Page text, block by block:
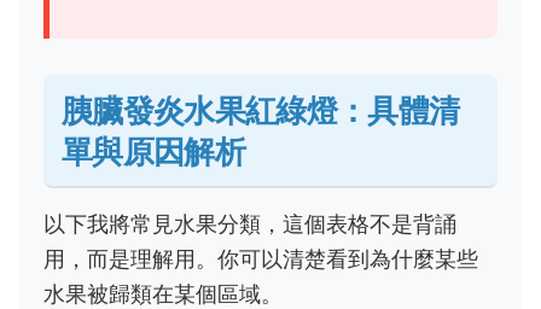
胰臟發炎水果紅綠燈：具體清
單與原因解析
以下我將常見水果分類，這個表格不是背誦
用，而是理解用。你可以清楚看到為什麼某些
水果被歸類在某個區域。